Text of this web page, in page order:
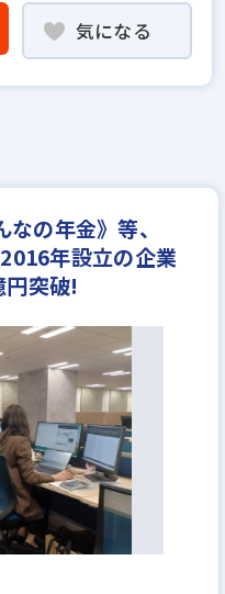
宅建取引士歓迎
あり
気になる
の年金》等、
年設立の企業
突破!